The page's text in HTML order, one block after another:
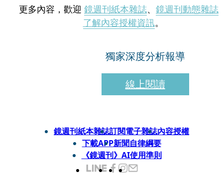
更多內容，歡迎 鏡週刊紙本雜誌、 鏡週刊動態雜誌
了解內容授權資訊。
獨家深度分析報導
線上閱讀
鏡週刊紙本雜誌訂閱電子雜誌內容授權
下載APP新聞自律綱要
《鏡週刊》AI使用準則